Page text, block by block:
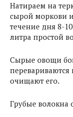
Натираем на
сырой моркови
течение дня 8-
литра простой
Сырые овощи
перевариваются
очищают его.
Грубые